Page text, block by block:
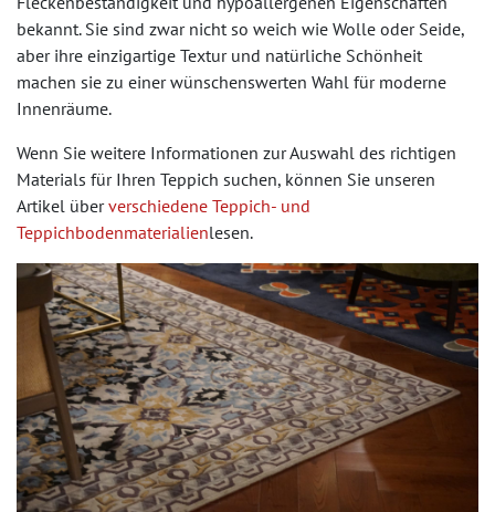
bekannt. Sie sind zwar nicht so weich wie Wolle oder Seide,
aber ihre einzigartige Textur und natürliche Schönheit
machen sie zu einer wünschenswerten Wahl für moderne
Innenräume.
Wenn Sie weitere Informationen zur Auswahl des richtigen
Materials für Ihren Teppich suchen, können Sie unseren
Artikel überverschiedene Teppich- und
Teppichbodenmaterialienlesen.